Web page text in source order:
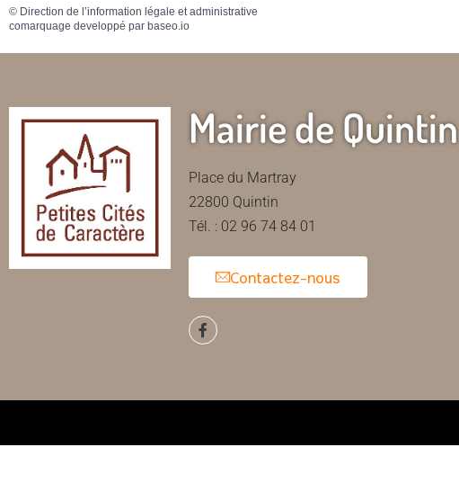
© Direction de l’information légale et administrative
comarquage developpé par baseo.io
Mairie de Quintin
Place du Martray
22800 Quintin
Tél. : 02 96 74 84 01
Contactez-nous